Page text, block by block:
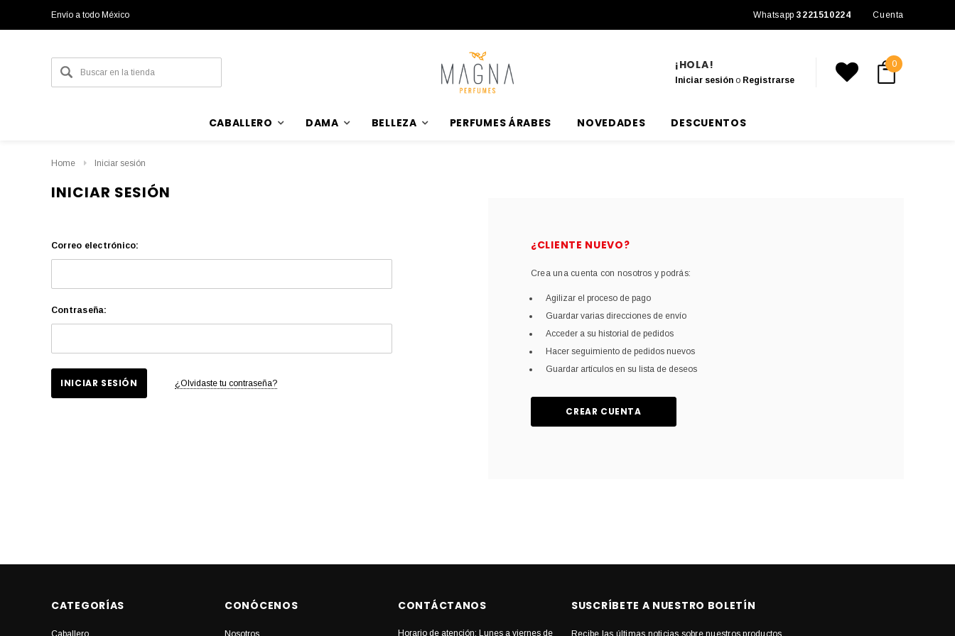
Envío a todo México Envío a todo MéxicoWhatsapp3221510224 Cuenta
¡HOLA!
Iniciar sesión o Registrarse
0
CABALLERO DAMA BELLEZA PERFUMES ÁRABES NOVEDADES DESCUENTOS
Home Iniciar sesión
INICIAR SESIÓN
Correo electrónico:
Contraseña:
¿Olvidaste tu contraseña?
¿CLIENTE NUEVO?
Crea una cuenta con nosotros y podrás:
Agilizar el proceso de pago
Guardar varias direcciones de envío
Acceder a su historial de pedidos
Hacer seguimiento de pedidos nuevos
Guardar artículos en su lista de deseos
CREAR CUENTA
CATEGORÍAS
Caballero
CONÓCENOS
Nosotros
CONTÁCTANOS
Horario de atención: Lunes a viernes de
SUSCRÍBETE A NUESTRO BOLETÍN
Recibe las últimas noticias sobre nuestros productos